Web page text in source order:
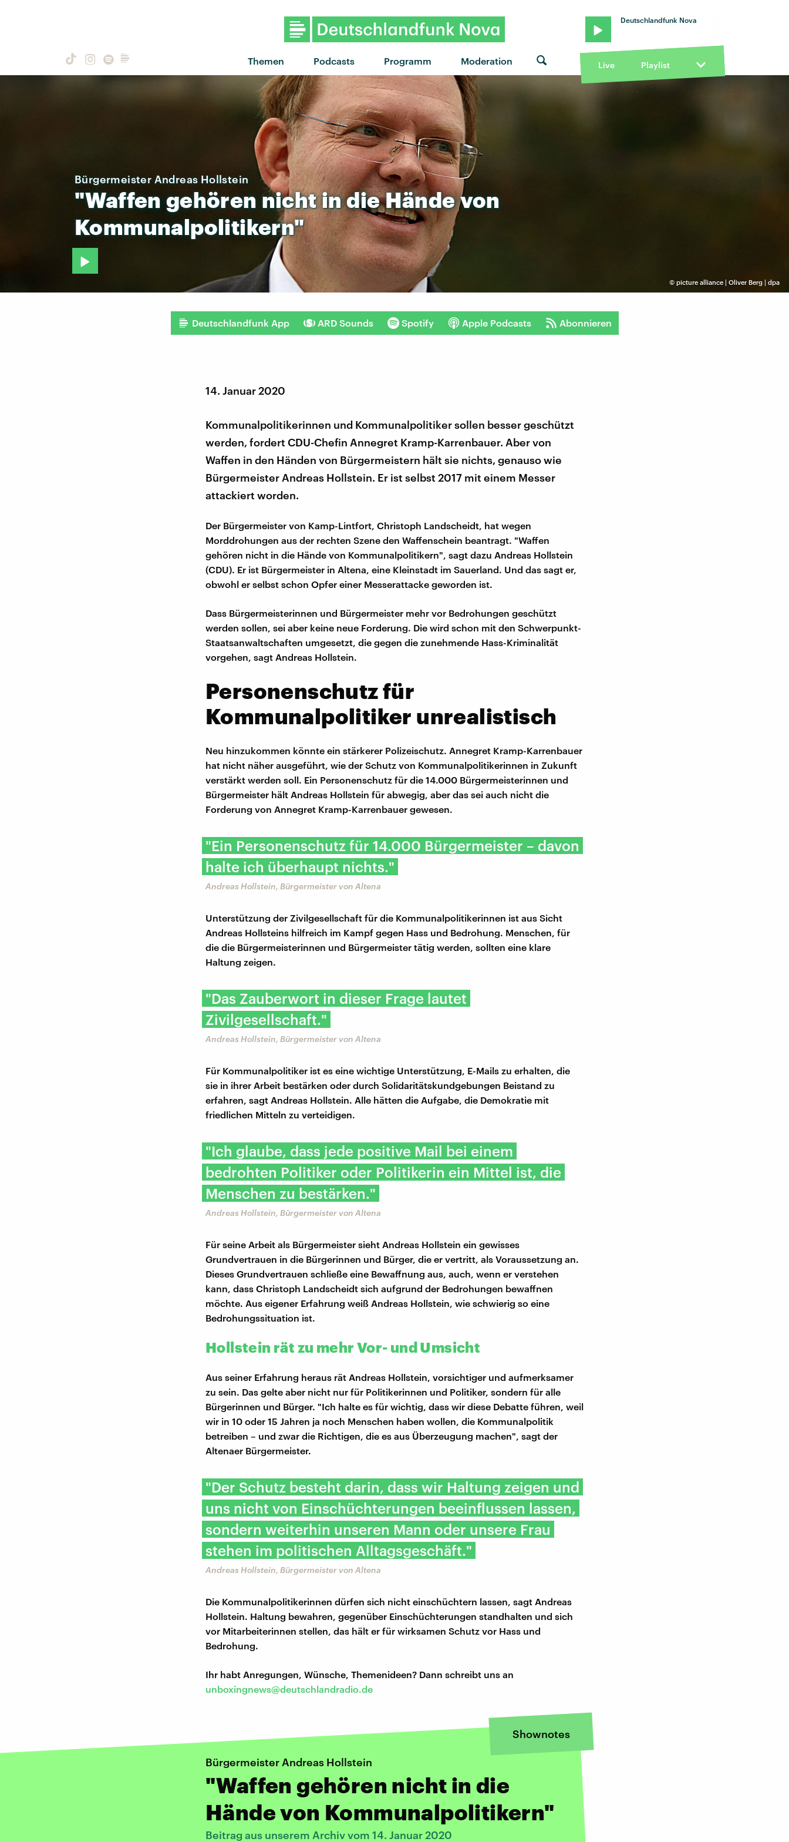
Themen Podcasts Programm Moderation
Deutschlandfunk Nova
Live Playlist
© picture alliance | Oliver Berg | dpa
Bürgermeister Andreas Hollstein
"Waffen gehören nichtindieHändevon
Kommunalpolitikern"
Deutschlandfunk App ARD Sounds Spotify Apple Podcasts Abonnieren
14. Januar 2020
Kommunalpolitikerinnen und Kommunalpolitiker sollen besser geschützt
werden, fordert CDU-Chefin Annegret Kramp-Karrenbauer. Aber von
Waffen in den Händen von Bürgermeistern hält sie nichts, genauso wie
Bürgermeister Andreas Hollstein. Er ist selbst 2017 mit einem Messer
attackiert worden.
Der Bürgermeister von Kamp-Lintfort, Christoph Landscheidt, hat wegen
Morddrohungen aus der rechten Szene den Waffenschein beantragt. "Waffen
gehören nicht in die Hände von Kommunalpolitikern", sagt dazu Andreas Hollstein
(CDU). Er ist Bürgermeister in Altena, eine Kleinstadt im Sauerland. Und das sagt er,
obwohl er selbst schon Opfer einer Messerattacke geworden ist.
Dass Bürgermeisterinnen und Bürgermeister mehr vor Bedrohungen geschützt
werden sollen, sei aber keine neue Forderung. Die wird schon mit den Schwerpunkt-
Staatsanwaltschaften umgesetzt, die gegen die zunehmende Hass-Kriminalität
vorgehen, sagt Andreas Hollstein.
Personenschutz für
Kommunalpolitiker unrealistisch
Neu hinzukommen könnte ein stärkerer Polizeischutz. Annegret Kramp-Karrenbauer
hat nicht näher ausgeführt, wie der Schutz von Kommunalpolitikerinnen in Zukunft
verstärkt werden soll. Ein Personenschutz für die 14.000 Bürgermeisterinnen und
Bürgermeister hält Andreas Hollstein für abwegig, aber das sei auch nicht die
Forderung von Annegret Kramp-Karrenbauer gewesen.
"Ein Personenschutz für 14.000 Bürgermeister – davon
halte ich überhaupt nichts."
Andreas Hollstein, Bürgermeister von Altena
Unterstützung der Zivilgesellschaft für die Kommunalpolitikerinnen ist aus Sicht
Andreas Hollsteins hilfreich im Kampf gegen Hass und Bedrohung. Menschen, für
die die Bürgermeisterinnen und Bürgermeister tätig werden, sollten eine klare
Haltung zeigen.
"Das Zauberwort in dieser Frage lautet
Zivilgesellschaft."
Andreas Hollstein, Bürgermeister von Altena
Für Kommunalpolitiker ist es eine wichtige Unterstützung, E-Mails zu erhalten, die
sie in ihrer Arbeit bestärken oder durch Solidaritätskundgebungen Beistand zu
erfahren, sagt Andreas Hollstein. Alle hätten die Aufgabe, die Demokratie mit
friedlichen Mitteln zu verteidigen.
"Ich glaube, dass jede positive Mail bei einem
bedrohten Politiker oder Politikerin ein Mittel ist, die
Menschen zu bestärken."
Andreas Hollstein, Bürgermeister von Altena
Für seine Arbeit als Bürgermeister sieht Andreas Hollstein ein gewisses
Grundvertrauen in die Bürgerinnen und Bürger, die er vertritt, als Voraussetzung an.
Dieses Grundvertrauen schließe eine Bewaffnung aus, auch, wenn er verstehen
kann, dass Christoph Landscheidt sich aufgrund der Bedrohungen bewaffnen
möchte. Aus eigener Erfahrung weiß Andreas Hollstein, wie schwierig so eine
Bedrohungssituation ist.
Hollstein rät zu mehr Vor- und Umsicht
Aus seiner Erfahrung heraus rät Andreas Hollstein, vorsichtiger und aufmerksamer
zu sein. Das gelte aber nicht nur für Politikerinnen und Politiker, sondern für alle
Bürgerinnen und Bürger. "Ich halte es für wichtig, dass wir diese Debatte führen, weil
wir in 10 oder 15 Jahren ja noch Menschen haben wollen, die Kommunalpolitik
betreiben – und zwar die Richtigen, die es aus Überzeugung machen", sagt der
Altenaer Bürgermeister.
"Der Schutz besteht darin, dass wir Haltung zeigen und
uns nicht von Einschüchterungen beeinflussen lassen,
sondern weiterhin unseren Mann oder unsere Frau
stehen im politischen Alltagsgeschäft."
Andreas Hollstein, Bürgermeister von Altena
Die Kommunalpolitikerinnen dürfen sich nicht einschüchtern lassen, sagt Andreas
Hollstein. Haltung bewahren, gegenüber Einschüchterungen standhalten und sich
vor Mitarbeiterinnen stellen, das hält er für wirksamen Schutz vor Hass und
Bedrohung.
Ihr habt Anregungen, Wünsche, Themenideen? Dann schreibt uns an
unboxingnews@deutschlandradio.de
Shownotes
Bürgermeister Andreas Hollstein
"Waffen gehören nicht in die
Hände von Kommunalpolitikern"
Beitrag aus unserem Archiv vom 14. Januar 2020